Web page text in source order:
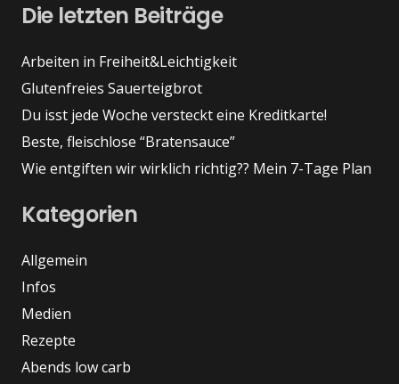
Die letzten Beiträge
Arbeiten in Freiheit&Leichtigkeit
Glutenfreies Sauerteigbrot
Du isst jede Woche versteckt eine Kreditkarte!
Beste, fleischlose “Bratensauce”
Wie entgiften wir wirklich richtig?? Mein 7-Tage Plan
Kategorien
Allgemein
Infos
Medien
Rezepte
Abends low carb